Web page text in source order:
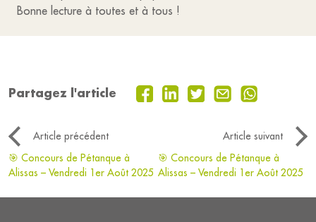
Bonne lecture à toutes et à tous !
Partagez l'article
Article précédent
Article suivant
🎯 Concours de Pétanque à
Alissas – Vendredi 1er Août 2025
🎯 Concours de Pétanque à
Alissas – Vendredi 1er Août 2025